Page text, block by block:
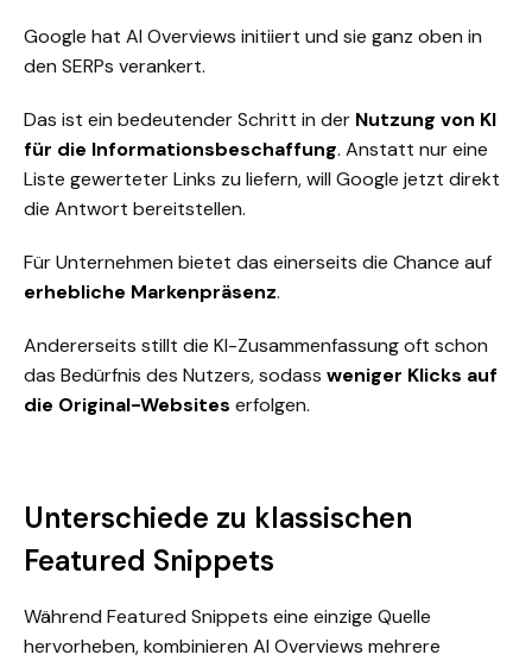
Google hat AI Overviews initiiert und sie ganz oben in
den SERPs verankert.
Das ist ein bedeutender Schritt in der Nutzung von KI
für die Informationsbeschaffung. Anstatt nur eine
Liste gewerteter Links zu liefern, will Google jetzt direkt
die Antwort bereitstellen.
Für Unternehmen bietet das einerseits die Chance auf
erhebliche Markenpräsenz.
Andererseits stillt die KI-Zusammenfassung oft schon
das Bedürfnis des Nutzers, sodass weniger Klicks auf
die Original-Websites erfolgen.
Unterschiede zu klassischen
Featured Snippets
Während Featured Snippets eine einzige Quelle
hervorheben, kombinieren AI Overviews mehrere